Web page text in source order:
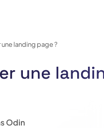
une
landing page ?
Odin